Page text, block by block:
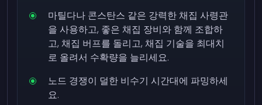
마틸다나 콘스탄스 같은 강력한 채집 사령관
을 사용하고, 좋은 채집 장비와 함께 조합하
고, 채집 버프를 돌리고, 채집 기술을 최대치
로 올려서 수확량을 늘리세요.
노드 경쟁이 덜한 비수기 시간대에 파밍하세
요.